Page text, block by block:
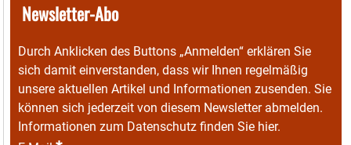
Newsletter-Abo
Durch Anklicken des Buttons „Anmelden“ erklären Sie
sich damit einverstanden, dass wir Ihnen regelmäßig
unsere aktuellen Artikel und Informationen zusenden. Sie
können sich jederzeit von diesem Newsletter abmelden.
Informationen zum Datenschutz finden Sie hier.